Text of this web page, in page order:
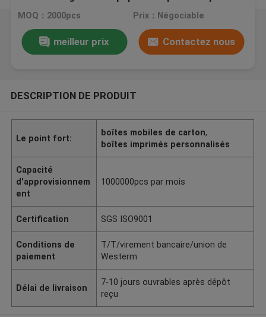
des bouteilles de plastique de la Tablette 50CC de
MOQ：2000pcs Prix：Négociable
meilleur prix Contactez nous
DESCRIPTION DE PRODUIT
Le point fort:
boîtes mobiles de carton,
boîtes imprimés personnalisés
Capacité
d'approvisionnem
ent
1000000pcs par mois
Certification SGS ISO9001
Conditions de
paiement
T/T/virement bancaire/union de
Westerm
Délai de livraison
7-10 jours ouvrables après dépôt
reçu